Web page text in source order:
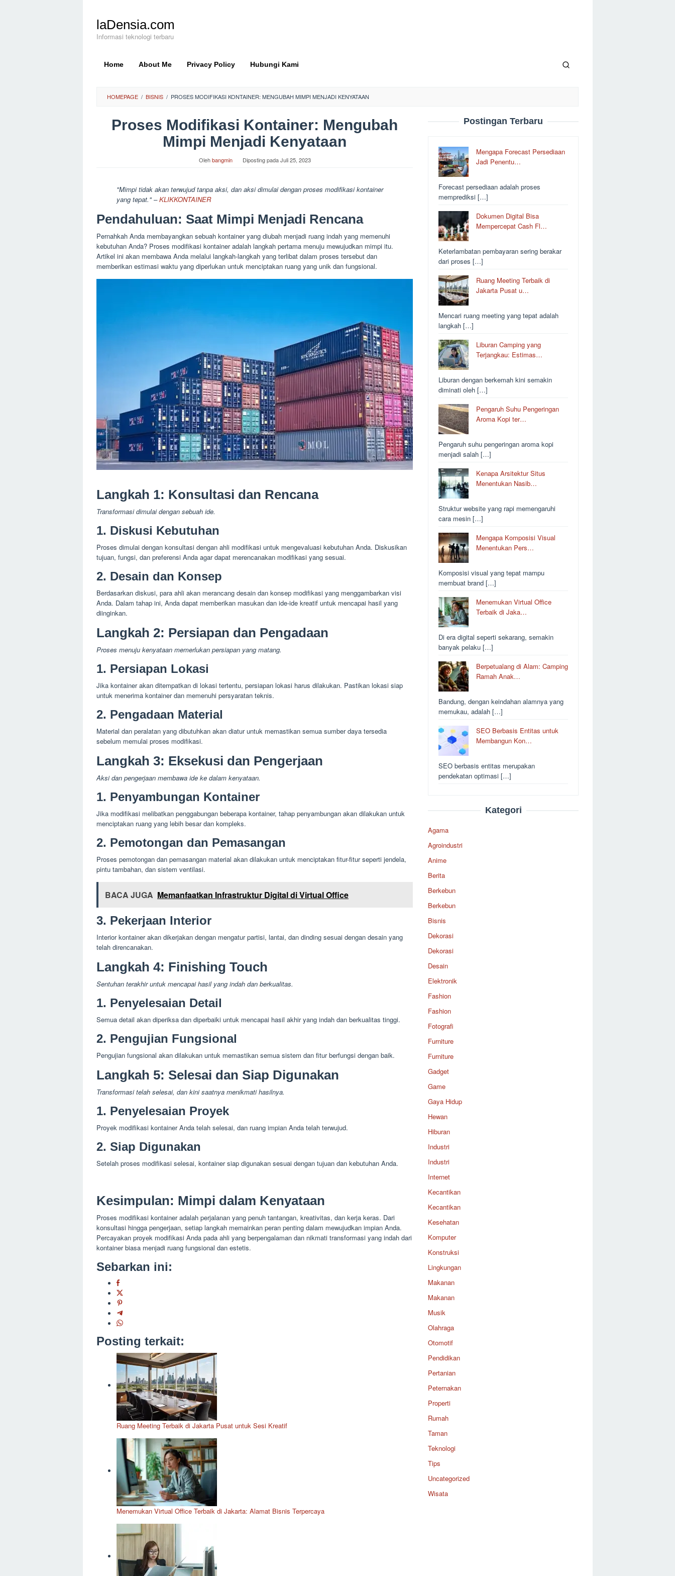
kontenlaDensia.com
Informasi teknologi terbaru
Home About Me Privacy Policy Hubungi Kami
HOMEPAGE / BISNIS / PROSES MODIFIKASI KONTAINER: MENGUBAH MIMPI MENJADI KENYATAAN
Proses Modifikasi Kontainer: Mengubah
Mimpi Menjadi Kenyataan
Olehbangmin Diposting padaJuli 25, 2023
"Mimpi tidak akan terwujud tanpa aksi, dan aksi dimulai dengan proses modifikasi kontainer
yang tepat." –KLIKKONTAINER
Pendahuluan: Saat Mimpi Menjadi Rencana
Pernahkah Anda membayangkan sebuah kontainer yang diubah menjadi ruang indah yang memenuhi
kebutuhan Anda? Proses modifikasi kontainer adalah langkah pertama menuju mewujudkan mimpi itu.
Artikel ini akan membawa Anda melalui langkah-langkah yang terlibat dalam proses tersebut dan
memberikan estimasi waktu yang diperlukan untuk menciptakan ruang yang unik dan fungsional.
Langkah 1: Konsultasi dan Rencana
Transformasi dimulai dengan sebuah ide.
1. Diskusi Kebutuhan
Proses dimulai dengan konsultasi dengan ahli modifikasi untuk mengevaluasi kebutuhan Anda. Diskusikan
tujuan, fungsi, dan preferensi Anda agar dapat merencanakan modifikasi yang sesuai.
2. Desain dan Konsep
Berdasarkan diskusi, para ahli akan merancang desain dan konsep modifikasi yang menggambarkan visi
Anda. Dalam tahap ini, Anda dapat memberikan masukan dan ide-ide kreatif untuk mencapai hasil yang
diinginkan.
Langkah 2: Persiapan dan Pengadaan
Proses menuju kenyataan memerlukan persiapan yang matang.
1. Persiapan Lokasi
Jika kontainer akan ditempatkan di lokasi tertentu, persiapan lokasi harus dilakukan. Pastikan lokasi siap
untuk menerima kontainer dan memenuhi persyaratan teknis.
2. Pengadaan Material
Material dan peralatan yang dibutuhkan akan diatur untuk memastikan semua sumber daya tersedia
sebelum memulai proses modifikasi.
Langkah 3: Eksekusi dan Pengerjaan
Aksi dan pengerjaan membawa ide ke dalam kenyataan.
1. Penyambungan Kontainer
Jika modifikasi melibatkan penggabungan beberapa kontainer, tahap penyambungan akan dilakukan untuk
menciptakan ruang yang lebih besar dan kompleks.
2. Pemotongan dan Pemasangan
Proses pemotongan dan pemasangan material akan dilakukan untuk menciptakan fitur-fitur seperti jendela,
pintu tambahan, dan sistem ventilasi.
BACA JUGA Memanfaatkan Infrastruktur Digital di Virtual Office
3. Pekerjaan Interior
Interior kontainer akan dikerjakan dengan mengatur partisi, lantai, dan dinding sesuai dengan desain yang
telah direncanakan.
Langkah 4: Finishing Touch
Sentuhan terakhir untuk mencapai hasil yang indah dan berkualitas.
1. Penyelesaian Detail
Semua detail akan diperiksa dan diperbaiki untuk mencapai hasil akhir yang indah dan berkualitas tinggi.
2. Pengujian Fungsional
Pengujian fungsional akan dilakukan untuk memastikan semua sistem dan fitur berfungsi dengan baik.
Langkah 5: Selesai dan Siap Digunakan
Transformasi telah selesai, dan kini saatnya menikmati hasilnya.
1. Penyelesaian Proyek
Proyek modifikasi kontainer Anda telah selesai, dan ruang impian Anda telah terwujud.
2. Siap Digunakan
Setelah proses modifikasi selesai, kontainer siap digunakan sesuai dengan tujuan dan kebutuhan Anda.
Kesimpulan: Mimpi dalam Kenyataan
Proses modifikasi kontainer adalah perjalanan yang penuh tantangan, kreativitas, dan kerja keras. Dari
konsultasi hingga pengerjaan, setiap langkah memainkan peran penting dalam mewujudkan impian Anda.
Percayakan proyek modifikasi Anda pada ahli yang berpengalaman dan nikmati transformasi yang indah dari
kontainer biasa menjadi ruang fungsional dan estetis.
Sebarkan ini:
Posting terkait:
Ruang Meeting Terbaik di Jakarta Pusat untuk Sesi Kreatif
Menemukan Virtual Office Terbaik di Jakarta: Alamat Bisnis Terpercaya
Postingan Terbaru
Mengapa Forecast Persediaan
Jadi Penentu…
Forecast persediaan adalah proses
memprediksi […]
Dokumen Digital Bisa
Mempercepat Cash Fl…
Keterlambatan pembayaran sering berakar
dari proses […]
Ruang Meeting Terbaik di
Jakarta Pusat u…
Mencari ruang meeting yang tepat adalah
langkah […]
Liburan Camping yang
Terjangkau: Estimas…
Liburan dengan berkemah kini semakin
diminati oleh […]
Pengaruh Suhu Pengeringan
Aroma Kopi ter…
Pengaruh suhu pengeringan aroma kopi
menjadi salah […]
Kenapa Arsitektur Situs
Menentukan Nasib…
Struktur website yang rapi memengaruhi
cara mesin […]
Mengapa Komposisi Visual
Menentukan Pers…
Komposisi visual yang tepat mampu
membuat brand […]
Menemukan Virtual Office
Terbaik di Jaka…
Di era digital seperti sekarang, semakin
banyak pelaku […]
Berpetualang di Alam: Camping
Ramah Anak…
Bandung, dengan keindahan alamnya yang
memukau, adalah […]
SEO Berbasis Entitas untuk
Membangun Kon…
SEO berbasis entitas merupakan
pendekatan optimasi […]
Kategori
Agama
Agroindustri
Anime
Berita
Berkebun
Berkebun
Bisnis
Dekorasi
Dekorasi
Desain
Elektronik
Fashion
Fashion
Fotografi
Furniture
Furniture
Gadget
Game
Gaya Hidup
Hewan
Hiburan
Industri
Industri
Internet
Kecantikan
Kecantikan
Kesehatan
Komputer
Konstruksi
Lingkungan
Makanan
Makanan
Musik
Olahraga
Otomotif
Pendidikan
Pertanian
Peternakan
Properti
Rumah
Taman
Teknologi
Tips
Uncategorized
Wisata